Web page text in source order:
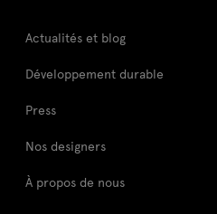
Actualités et blog
Développement durable
Press
Nos designers
À propos de nous